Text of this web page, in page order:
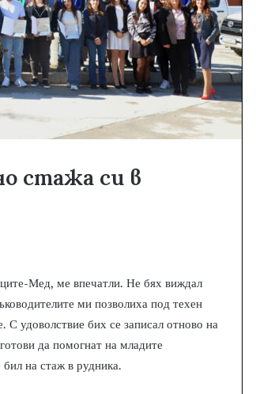
стажа си в
Мед, ме впечатли. Не бях виждал
ми позволиха под техен
С удоволствие бих се записал отново на
да помогнат на младите
бил на стаж в рудника.